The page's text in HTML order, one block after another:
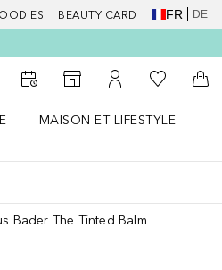
BEAUTY CARD FR DE
Vers le Storefinder
Vers Mon Compte
Vers Ma
MAISON ET LIFESTYLE
Bader The Tinted Balm